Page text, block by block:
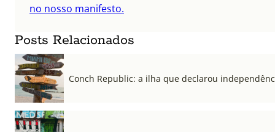
no nosso manifesto.
Posts Relacionados
Conch Republic: a ilha que declarou